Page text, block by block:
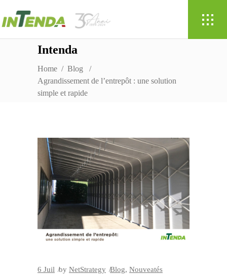
Intenda
Home / Blog
/
Agrandissement de l’entrepôt : une solution
simple et rapide
6 Juil by NetStrategy Blog, Nouveatés